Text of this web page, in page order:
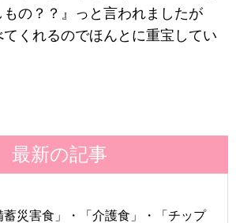
もの？？』っと言われましたが
てくれるのでほんとに重宝してい
最新の記事
蓄災害食」・「介護食」・「チップ